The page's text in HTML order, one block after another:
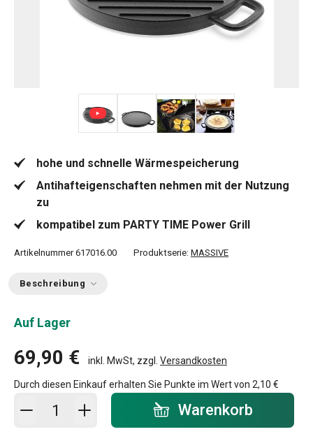
hohe und schnelle Wärmespeicherung
Antihafteigenschaften nehmen mit der Nutzung
zu
kompatibel zum PARTY TIME Power Grill
Artikelnummer 617016.00 Produktserie: MASSIVE
Beschreibung
Auf Lager
69,90 € inkl. MwSt, zzgl. Versandkosten
Durch diesen Einkauf erhalten Sie Punkte im Wert von 2,10 €
In den Warenkorb - Menge Warenkorb